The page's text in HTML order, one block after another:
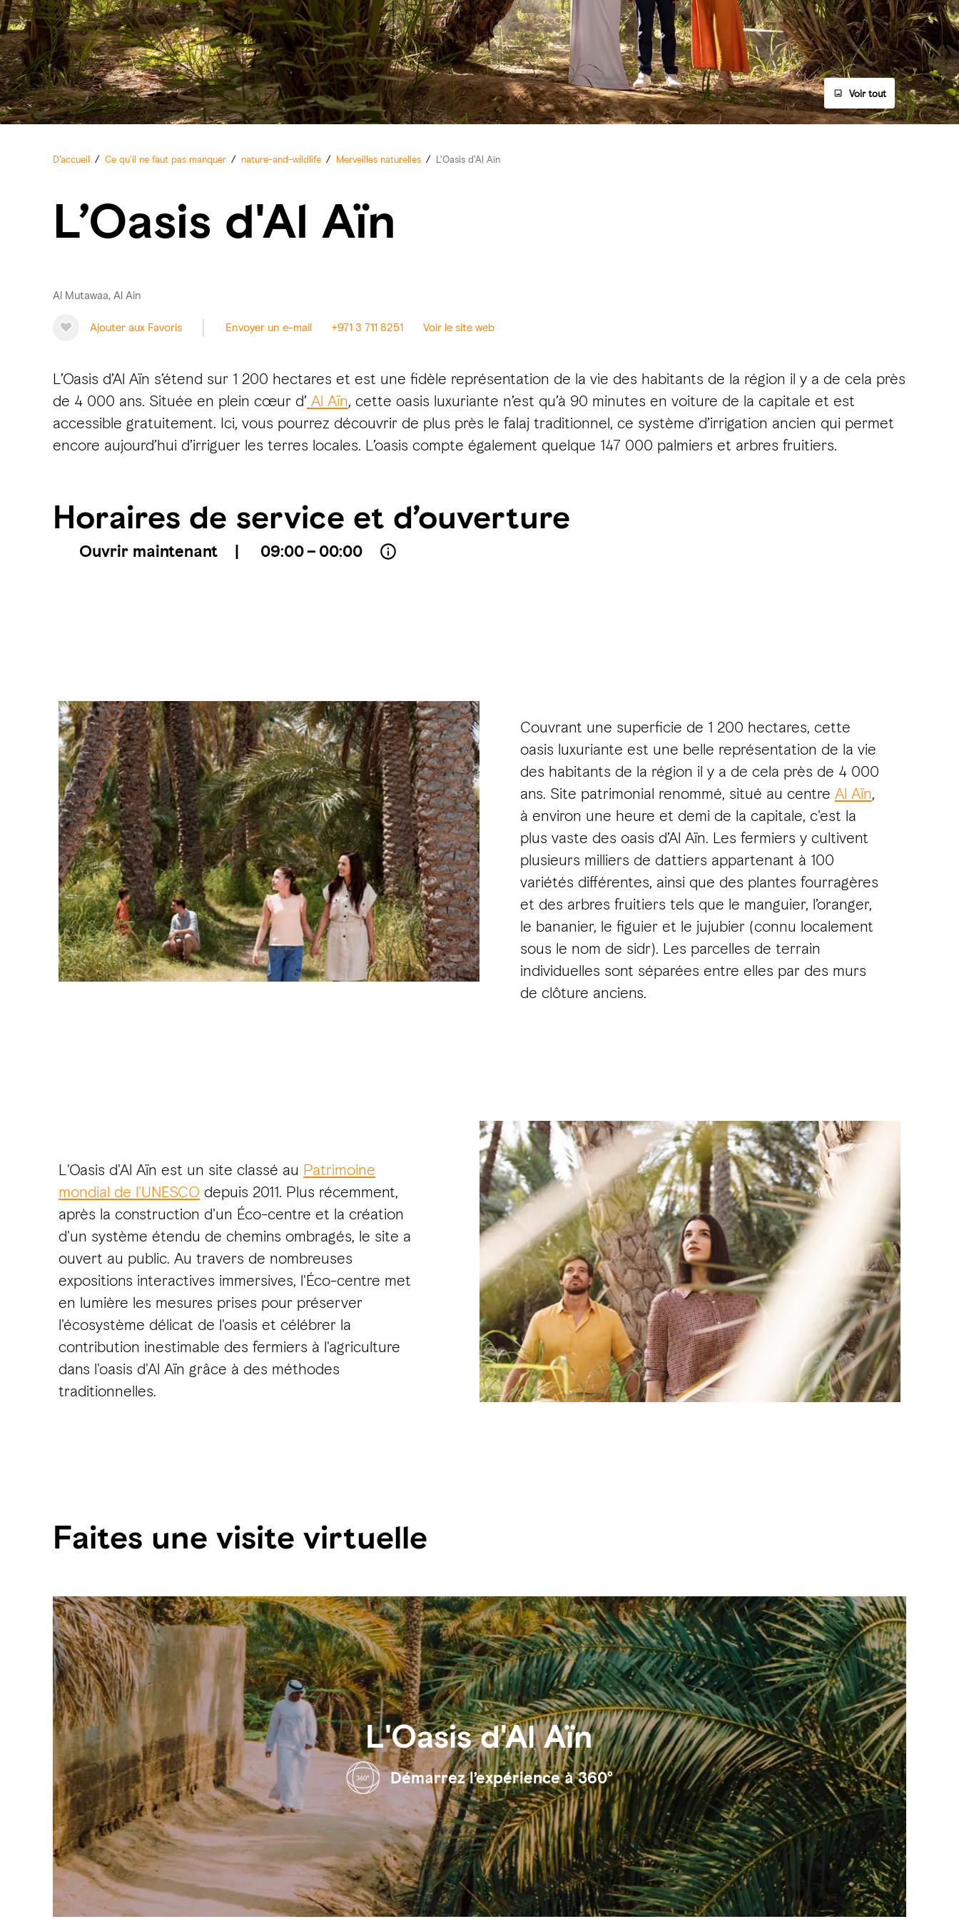
Voir tout
D'accueil / Ce qu’il ne faut pas manquer / nature-and-wildlife / Merveilles naturelles / L’Oasis d'Al Aïn
L’Oasis d'Al Aïn
Al Mutawaa, Al Ain
Ajouter aux Favoris Envoyer un e-mail +971 3 711 8251 Voir le site web
L’Oasis d’Al Aïn s’étend sur 1 200 hectares et est une fidèle représentation de la vie des habitants de la région il y a de cela près
de 4 000 ans. Située en plein cœur d’ Al Aïn, cette oasis luxuriante n’est qu’à 90 minutes en voiture de la capitale et est
accessible gratuitement. Ici, vous pourrez découvrir de plus près le falaj traditionnel, ce système d’irrigation ancien qui permet
encore aujourd’hui d’irriguer les terres locales. L’oasis compte également quelque 147 000 palmiers et arbres fruitiers.
Horaires de service et d’ouverture
Ouvrir maintenant | 09:00 – 00:00
Couvrant une superficie de 1 200 hectares, cette
oasis luxuriante est une belle représentation de la vie
des habitants de la région il y a de cela près de 4 000
ans. Site patrimonial renommé, situé au centre Al Aïn,
à environ une heure et demi de la capitale, c'est la
plus vaste des oasis d’Al Aïn. Les fermiers y cultivent
plusieurs milliers de dattiers appartenant à 100
variétés différentes, ainsi que des plantes fourragères
et des arbres fruitiers tels que le manguier, l’oranger,
le bananier, le figuier et le jujubier (connu localement
sous le nom de sidr). Les parcelles de terrain
individuelles sont séparées entre elles par des murs
de clôture anciens.
L'Oasis d'Al Aïn est un site classé au Patrimoine
mondial de l'UNESCO depuis 2011. Plus récemment,
après la construction d'un Éco-centre et la création
d'un système étendu de chemins ombragés, le site a
ouvert au public. Au travers de nombreuses
expositions interactives immersives, l'Éco-centre met
en lumière les mesures prises pour préserver
l'écosystème délicat de l'oasis et célébrer la
contribution inestimable des fermiers à l'agriculture
dans l'oasis d'Al Aïn grâce à des méthodes
traditionnelles.
Faites une visite virtuelle
L'Oasis d'Al Aïn
Démarrez l’expérience à 360°